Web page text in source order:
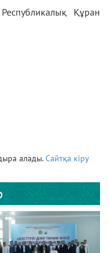
Құран
алады.Сайтқа кіру